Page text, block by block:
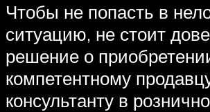
Чтобы не попасть в
ситуацию, не стоит
решение о
компетентному
консультанту в